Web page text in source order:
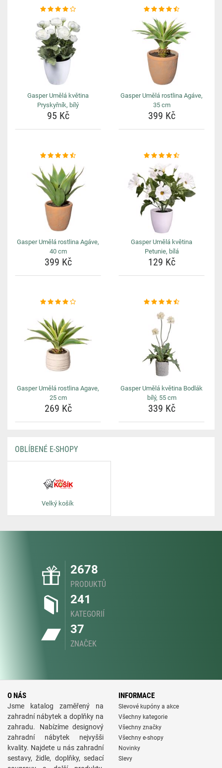
Gasper Umělá květina
Pryskyřník, bílý
95 Kč
Gasper Umělá rostlina Agáve,
35 cm
399 Kč
Gasper Umělá rostlina Agáve,
40 cm
399 Kč
Gasper Umělá květina
Petunie, bílá
129 Kč
Gasper Umělá rostlina Agave,
25 cm
269 Kč
Gasper Umělá květina Bodlák
bílý, 55 cm
339 Kč
OBLÍBENÉ E-SHOPY
Velký košík
2678
PRODUKTŮ
241
KATEGORIÍ
37
ZNAČEK
O NÁS
Jsme katalog zaměřený na
zahradní nábytek a doplňky na
zahradu. Nabízíme designový
zahradní nábytek nejvyšši
kvality. Najdete u nás zahradní
sestavy, židle, doplňky, sedací
INFORMACE
Slevové kupóny a akce
Všechny kategorie
Všechny značky
Všechny e-shopy
Novinky
Slevy